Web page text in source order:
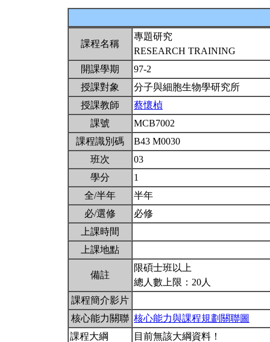
課程名稱
專題研究
RESEARCH TRAINING
開課學期
97-2
授課對象
分子與細胞生物學研究所
授課教師
蔡懷楨
課號
MCB7002
課程識別碼
B43 M0030
班次
03
學分
1
全/半年
半年
必/選修
必修
上課時間
上課地點
備註
限碩士班以上
總人數上限：20人
課程簡介影片
核心能力關聯 核心能力與課程規劃關聯圖
課程大綱
目前無該大綱資料！